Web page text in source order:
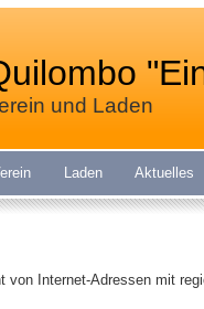
und Laden
Laden Aktuelles
von Internet-Adressen mit